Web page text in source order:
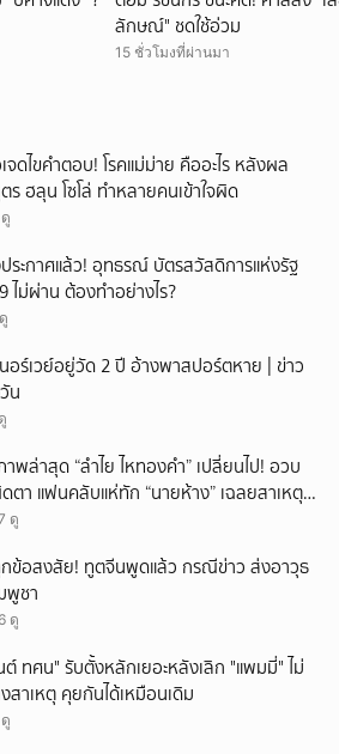
ลักษณ์" ชดใช้อ่วม
15 ชั่วโมงที่ผ่านมา
จดไขคำตอบ! โรคแม่ม่าย คืออะไร หลังผล
ร ฮลุน โซโล่ ทำหลายคนเข้าใจผิด
ระกาศแล้ว! อุทธรณ์ บัตรสวัสดิการแห่งรัฐ
ไม่ผ่าน ต้องทำอย่างไร?
อร์เวย์อยู่วัด 2 ปี อ้างพาสปอร์ตหาย | ข่าว
น
าพล่าสุด “ลำไย ไหทองคำ” เปลี่ยนไป! อวบ
ตา แฟนคลับแห่ทัก “นายห้าง” เฉลยสาเหตุ
ดู
ข้อสงสัย! ทูตจีนพูดแล้ว กรณีข่าว ส่งอาวุธ
พูชา
ดู
ต์ ทศน" รับตั้งหลักเยอะหลังเลิก "แพมมี่" ไม่
สาเหตุ คุยกันได้เหมือนเดิม